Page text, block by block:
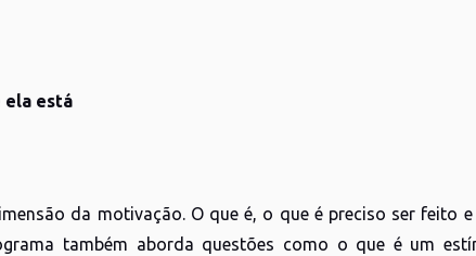
ela está
da motivação. O que é, o que é preciso ser feito
também aborda questões como o que é um